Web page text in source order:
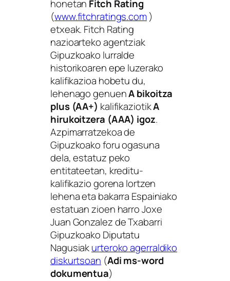
honetan Fitch Rating
(www.fitchratings.com)
etxeak. Fitch Rating
nazioarteko agentziak
Gipuzkoako lurralde
historikoaren epe luzerako
kalifikazioa hobetu du,
lehenago genuenA bikoitza
plus (AA+) kalifikaziotikA
hirukoitzera (AAA) igoz.
Azpimarratzekoa de
Gipuzkoako foru ogasuna
dela, estatuz peko
entitateetan, kreditu-
kalifikazio gorena lortzen
lehena eta bakarra Espainiako
estatuanzioen harro Joxe
Juan Gonzalez de Txabarri
Gipuzkoako Diputatu
Nagusiakurteroko agerraldiko
diskurtsoan (Adi ms-word
dokumentua)